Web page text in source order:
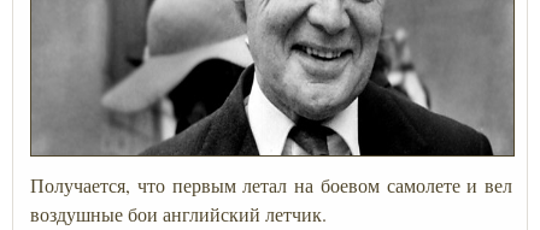
Получается, что первым летал на боевом самолете и вел
воздушные бои английский летчик.